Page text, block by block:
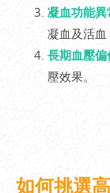
凝血功能
凝血及活血
長期血壓偏
壓效果。
如何挑選